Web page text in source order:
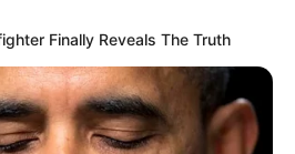
dan masih banyak lagi.
Finally Reveals The Truth